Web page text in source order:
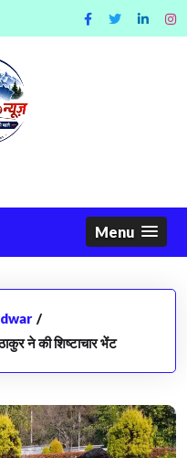
Menu
/
ने की शिष्टाचार भेंट